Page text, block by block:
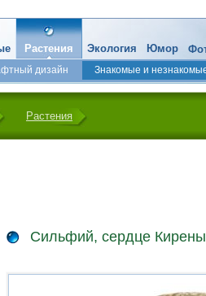
Растения
дизайн Знакомые и
Экология Юмор
Растения
Сильфий, сердце Кирены